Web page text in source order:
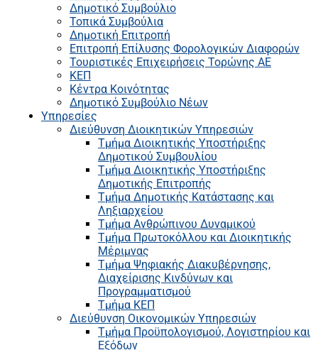
Δημοτικό Συμβούλιο
Τοπικά Συμβούλια
Δημοτική Επιτροπή
Επιτροπή Επίλυσης Φορολογικών Διαφορών
Τουριστικές Επιχειρήσεις Τορώνης ΑΕ
ΚΕΠ
Κέντρα Κοινότητας
Δημοτικό Συμβούλιο Νέων
Υπηρεσίες
Διεύθυνση Διοικητικών Υπηρεσιών
Τμήμα Διοικητικής Υποστήριξης
Δημοτικού Συμβουλίου
Τμήμα Διοικητικής Υποστήριξης
Δημοτικής Επιτροπής
Τμήμα Δημοτικής Κατάστασης και
Ληξιαρχείου
Τμήμα Ανθρώπινου Δυναμικού
Τμήμα Πρωτοκόλλου και Διοικητικής
Μέριμνας
Τμήμα Ψηφιακής Διακυβέρνησης,
Διαχείρισης Κινδύνων και
Προγραμματισμού
Τμήμα ΚΕΠ
Διεύθυνση Οικονομικών Υπηρεσιών
Τμήμα Προϋπολογισμού, Λογιστηρίου και
Εξόδων